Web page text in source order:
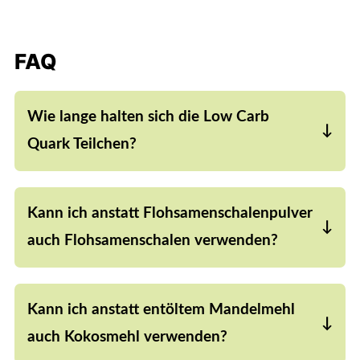
FAQ
Wie lange halten sich die Low Carb
Quark Teilchen?
Du kannst die Quark Teilchen gut im Kühlschrank
für drei bis vier Tage aufbewahren. Alternativ
kannst du sie auch einfrieren.
Kann ich anstatt Flohsamenschalenpulver
auch Flohsamenschalen verwenden?
Ja, das geht. Flohsamenschalen haben allerdings
eine geringere Bindekraft als
Flohsamenschalenpulver. Wenn du lieber
Flohsamenschalen verwenden möchtest solltest
Kann ich anstatt entöltem Mandelmehl
auch Kokosmehl verwenden?